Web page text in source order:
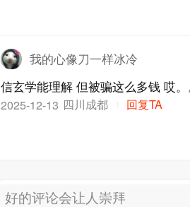
我的心像刀一样冰冷
信玄学能理解 但被骗这么多钱 哎。
2025-12-13 四川成都 回复TA
好的评论会让人崇拜